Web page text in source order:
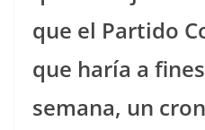
que el Partido
que haría a
semana, un